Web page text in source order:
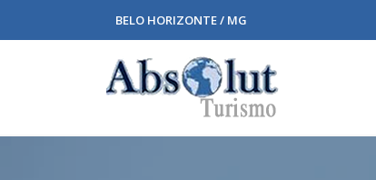
BELO HORIZONTE / MG